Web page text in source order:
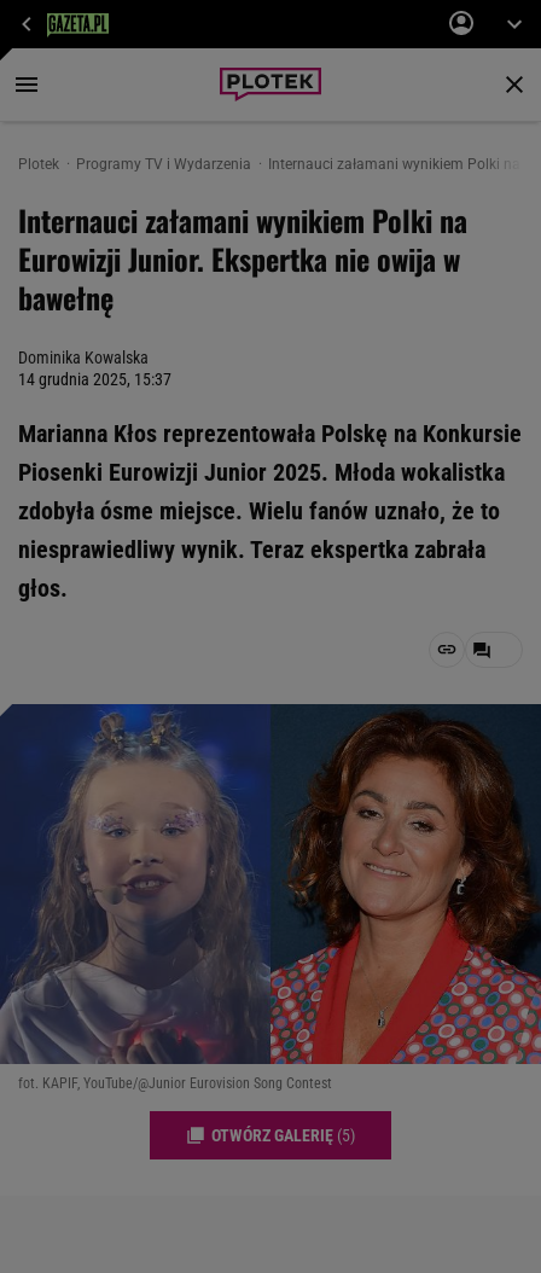
Plotek Programy TV i Wydarzenia Internauci załamani wynikiem Polki na
Internauci załamani wynikiem Polki na
Eurowizji Junior. Ekspertka nie owija w
bawełnę
Dominika Kowalska
14 grudnia 2025, 15:37
Marianna Kłos reprezentowała Polskę na Konkursie
Piosenki Eurowizji Junior 2025. Młoda wokalistka
zdobyła ósme miejsce. Wielu fanów uznało, że to
niesprawiedliwy wynik. Teraz ekspertka zabrała
głos.
fot. KAPIF, YouTube/@Junior Eurovision Song Contest
OTWÓRZ GALERIĘ (5)